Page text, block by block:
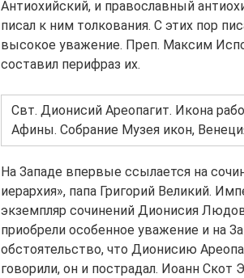
Антиохийский, и православный
писал к ним толкования. С этих пор
высокое уважение. Преп. Максим
составил перифраз их.
Свт. Дионисий Ареопагит. Икона
Афины. Собрание Музея икон,
На Западе впервые ссылается на
иерархия», папа Григорий Великий.
экземпляр сочинений Дионисия
приобрели особенное уважение и на
обстоятельство, что Дионисию
говорили, он и пострадал. Иоанн